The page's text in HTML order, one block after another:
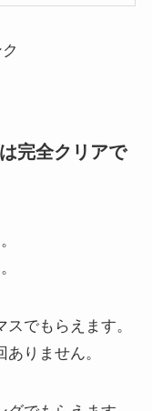
完全クリアで
でもらえます。
りません。